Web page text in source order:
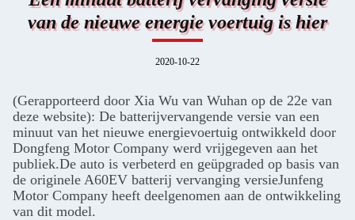
van de nieuwe energie voertuig is hier
2020-10-22
(Gerapporteerd door Xia Wu van Wuhan op de 22e van
deze website): De batterijvervangende versie van een
minuut van het nieuwe energievoertuig ontwikkeld door
Dongfeng Motor Company werd vrijgegeven aan het
publiek.De auto is verbeterd en geüpgraded op basis van
de originele A60EV batterij vervanging versieJunfeng
Motor Company heeft deelgenomen aan de ontwikkeling
van dit model.